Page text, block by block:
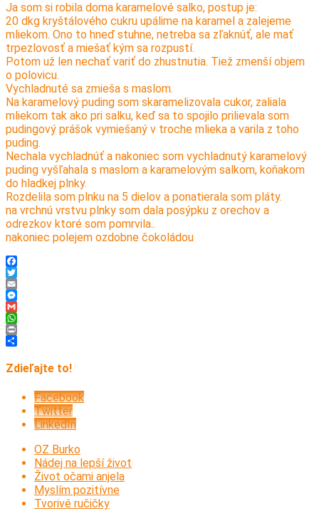
Ja som si robila doma karamelové salko, postup je:
20 dkg kryštálového cukru upálime na karamel a zalejeme
mliekom. Ono to hneď stuhne, netreba sa zľaknúť, ale mať
trpezlovosť a miešať kým sa rozpustí.
Potom už len nechať variť do zhustnutia. Tiež zmenší objem
o polovicu.
Vychladnuté sa zmieša s maslom.
Na karamelový puding som skaramelizovala cukor, zaliala
mliekom tak ako pri salku, keď sa to spojilo prilievala som
pudingový prášok vymiešaný v troche mlieka a varila z toho
puding.
Nechala vychladnúť a nakoniec som vychladnutý karamelový
puding vyšľahala s maslom a karamelovým salkom, koňakom
do hladkej plnky.
Rozdelila som plnku na 5 dielov a ponatierala som pláty.
na vrchnú vrstvu plnky som dala posýpku z orechov a
odrezkov ktoré som pomrvila..
nakoniec polejem ozdobne čokoládou
Facebook
Twitter
Email
Messenger
Gmail
WhatsApp
Print
Zdieľajte to!
Facebook
Twitter
LinkedIn
OZ Burko
Nádej na lepší život
Život očami anjela
Myslím pozitívne
Tvorivé ručičky